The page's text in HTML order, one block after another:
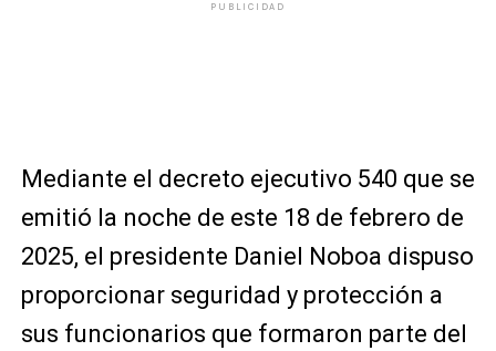
PUBLICIDAD
Mediante el decreto ejecutivo 540 que se
emitió la noche de este 18 de febrero de
2025, el presidente Daniel Noboa dispuso
proporcionar seguridad y protección a
sus funcionarios que formaron parte del